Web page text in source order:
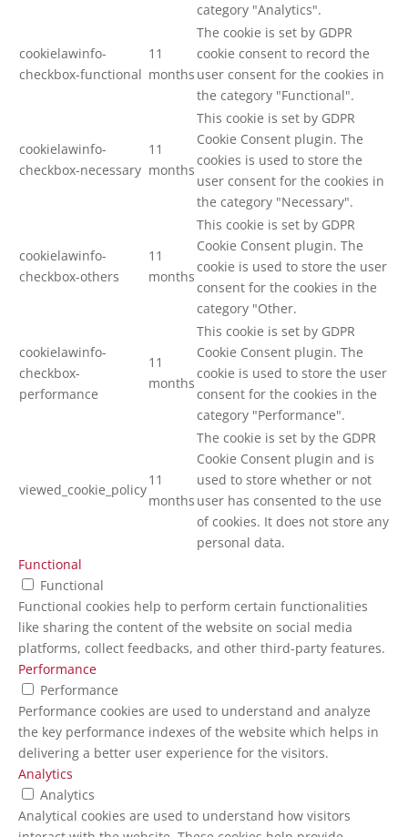
category "Analytics".
cookielawinfo-
checkbox-functional
11
months
The cookie is set by GDPR
cookie consent to record the
user consent for the cookies in
the category "Functional".
cookielawinfo-
checkbox-necessary
11
months
This cookie is set by GDPR
Cookie Consent plugin. The
cookies is used to store the
user consent for the cookies in
the category "Necessary".
cookielawinfo-
checkbox-others
11
months
This cookie is set by GDPR
Cookie Consent plugin. The
cookie is used to store the user
consent for the cookies in the
category "Other.
cookielawinfo-
checkbox-
performance
11
months
This cookie is set by GDPR
Cookie Consent plugin. The
cookie is used to store the user
consent for the cookies in the
category "Performance".
viewed_cookie_policy
11
months
The cookie is set by the GDPR
Cookie Consent plugin and is
used to store whether or not
user has consented to the use
of cookies. It does not store any
personal data.
Functional
Functional
Functional cookies help to perform certain functionalities
like sharing the content of the website on social media
platforms, collect feedbacks, and other third-party features.
Performance
Performance
Performance cookies are used to understand and analyze
the key performance indexes of the website which helps in
delivering a better user experience for the visitors.
Analytics
Analytics
Analytical cookies are used to understand how visitors